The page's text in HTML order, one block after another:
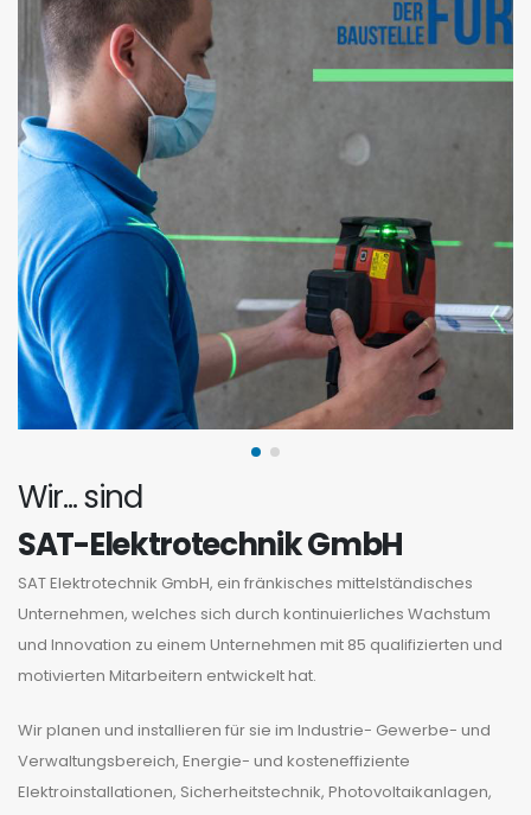
Wir...sind
SAT-Elektrotechnik GmbH
SAT Elektrotechnik GmbH, ein fränkisches mittelständisches
Unternehmen, welches sich durch kontinuierliches Wachstum
und Innovation zu einem Unternehmen mit 85 qualifizierten und
motivierten Mitarbeitern entwickelt hat.
Wir planen und installieren für sie im Industrie- Gewerbe- und
Verwaltungsbereich, Energie- und kosteneffiziente
Elektroinstallationen, Sicherheitstechnik, Photovoltaikanlagen,